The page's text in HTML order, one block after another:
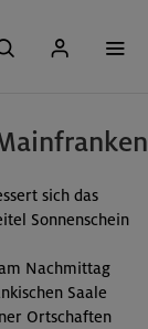
sich das
Sonnenschein
Nachmittag
Saale
Ortschaften